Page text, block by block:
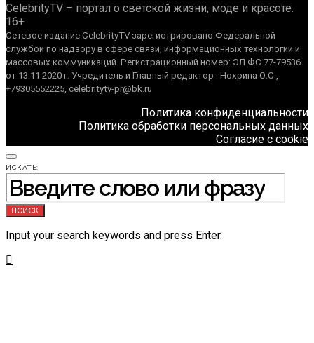
CelebrityTV – портал о светской жизни, моде и красоте.
16+
Сетевое издание CelebrityTV зарегистрировано Федеральной
службой по надзору в сфере связи, информационных технологий и
массовых коммуникаций. Регистрационный номер: ЭЛ ФС 77-79536
от 13.11.2020 г. Учредитель и Главный редактор : Нохрина О.С.,
+79305552225, celebritytv-pr@bk.ru
Политика конфиденциальности
Политика обработки персональных данных
Согласие с cookie
ИСКАТЬ:
ПОИСК
Input your search keywords and press Enter.